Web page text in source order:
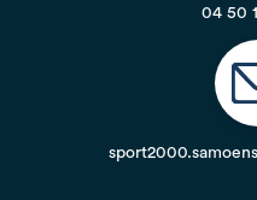
04 50